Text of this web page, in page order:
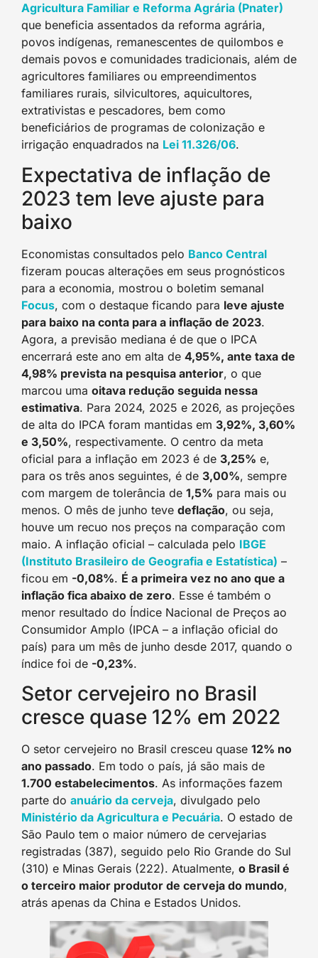
Agricultura Familiar e Reforma Agrária (Pnater)
que beneficia assentados da reforma agrária,
povos indígenas, remanescentes de quilombos e
demais povos e comunidades tradicionais, além de
agricultores familiares ou empreendimentos
familiares rurais, silvicultores, aquicultores,
extrativistas e pescadores, bem como
beneficiários de programas de colonização e
irrigação enquadrados na Lei 11.326/06.
Expectativa de inflação de
2023 tem leve ajuste para
baixo
Economistas consultados pelo Banco Central
fizeram poucas alterações em seus prognósticos
para a economia, mostrou o boletim semanal
Focus, com o destaque ficando para leve ajuste
para baixo na conta para a inflação de 2023.
Agora, a previsão mediana é de que o IPCA
encerrará este ano em alta de 4,95%, ante taxa de
4,98% prevista na pesquisa anterior, o que
marcou uma oitava redução seguida nessa
estimativa. Para 2024, 2025 e 2026, as projeções
de alta do IPCA foram mantidas em 3,92%, 3,60%
e 3,50%, respectivamente. O centro da meta
oficial para a inflação em 2023 é de 3,25% e,
para os três anos seguintes, é de 3,00%, sempre
com margem de tolerância de 1,5% para mais ou
menos. O mês de junho teve deflação, ou seja,
houve um recuo nos preços na comparação com
maio. A inflação oficial – calculada pelo IBGE
(Instituto Brasileiro de Geografia e Estatística) –
ficou em -0,08%. É a primeira vez no ano que a
inflação fica abaixo de zero. Esse é também o
menor resultado do Índice Nacional de Preços ao
Consumidor Amplo (IPCA – a inflação oficial do
país) para um mês de junho desde 2017, quando o
índice foi de -0,23%.
Setor cervejeiro no Brasil
cresce quase 12% em 2022
O setor cervejeiro no Brasil cresceu quase 12% no
ano passado. Em todo o país, já são mais de
1.700 estabelecimentos. As informações fazem
parte do anuário da cerveja, divulgado pelo
Ministério da Agricultura e Pecuária. O estado de
São Paulo tem o maior número de cervejarias
registradas (387), seguido pelo Rio Grande do Sul
(310) e Minas Gerais (222). Atualmente, o Brasil é
o terceiro maior produtor de cerveja do mundo,
atrás apenas da China e Estados Unidos.